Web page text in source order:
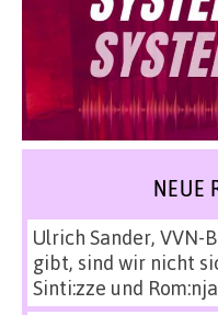
NEUE
Ulrich Sander, VVN-
gibt, sind wir nicht
Sinti:zze und Rom:nja